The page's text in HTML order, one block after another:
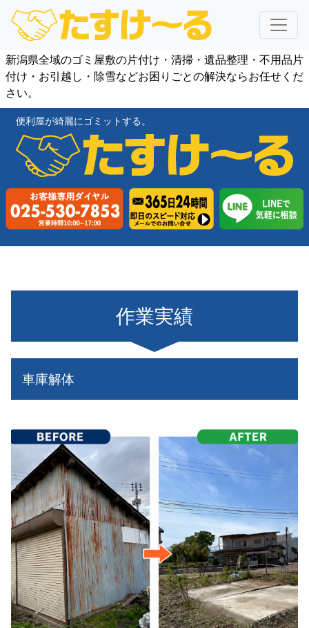
新潟県全域のゴミ屋敷の片付け・清掃・遺品整理・不用品片
付け・お引越し・除雪などお困りごとの解決ならお任せくだ
さい。
便利屋が綺麗にゴミットする。
作業実績
車庫解体